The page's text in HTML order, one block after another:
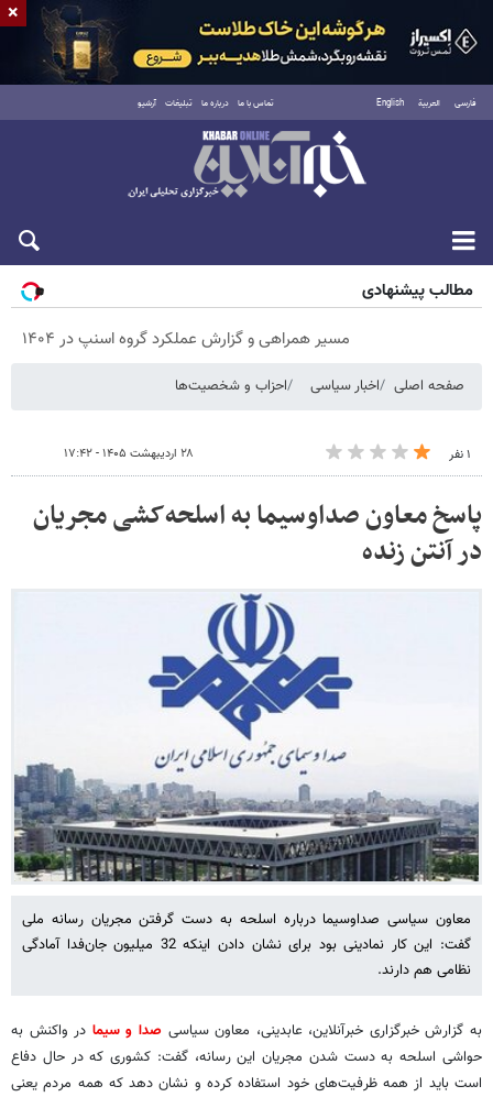
فارسی العربية English تماس با ما درباره ما تبلیغات آرشیو
پنجشنبه ۱۵ مرداد ۱۴۰۵
مطالب پیشنهادی
مسیر همراهی و گزارش عملکرد گروه اسنپ در ۱۴۰۴
صفحه اصلی اخبار سیاسی احزاب و شخصیت‌ها
۱ نفر ۲۸ اردیبهشت ۱۴۰۵ - ۱۷:۴۲
پاسخ معاون صداوسیما به اسلحه‌کشی مجریان
در آنتن زنده
معاون سیاسی صداوسیما درباره اسلحه به دست گرفتن مجریان رسانه ملی
گفت: این کار نمادینی بود برای نشان دادن اینکه 32 میلیون جان‌فدا آمادگی
نظامی هم دارند.
به گزارش خبرگزاری خبرآنلاین، عابدینی، معاون سیاسی صدا و سیما در واکنش به
حواشی اسلحه به دست شدن مجریان این رسانه، گفت: کشوری که در حال دفاع
است باید از همه ظرفیت‌های خود استفاده کرده و نشان دهد که همه مردم یعنی
×